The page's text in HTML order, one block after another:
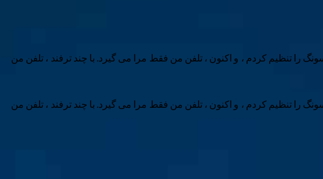
را تنظیم کردم ، و اکنون ، تلفن من فقط مرا می گیرد. با چند ترفند ، تلفن من
را تنظیم کردم ، و اکنون ، تلفن من فقط مرا می گیرد. با چند ترفند ، تلفن من